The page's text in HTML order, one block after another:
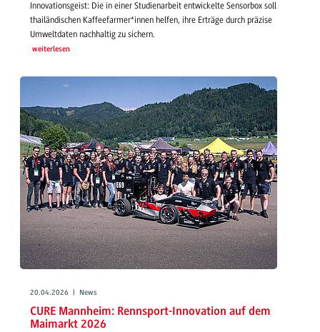
Innovationsgeist: Die in einer Studienarbeit entwickelte Sensorbox soll
thailändischen Kaffeefarmer*innen helfen, ihre Erträge durch präzise
Umweltdaten nachhaltig zu sichern.
weiterlesen
20.04.2026 | News
CURE Mannheim: Rennsport-Innovation auf dem
Maimarkt 2026